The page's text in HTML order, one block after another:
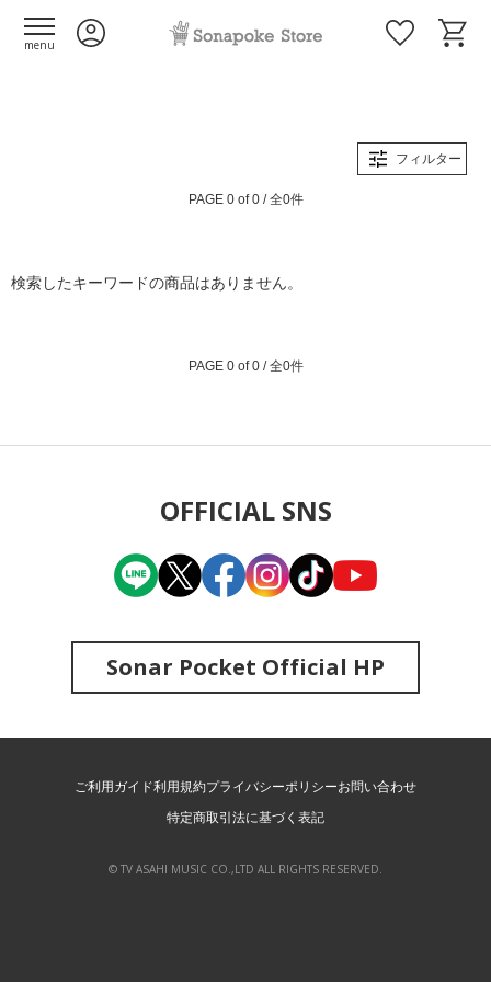
menu
フィルター
PAGE 0 of 0 / 全0件
検索したキーワードの商品はありません。
PAGE 0 of 0 / 全0件
OFFICIAL SNS
Sonar Pocket Official HP
ご利用ガイド利用規約プライバシーポリシーお問い合わせ
特定商取引法に基づく表記
© TV ASAHI MUSIC CO.,LTD ALL RIGHTS RESERVED.